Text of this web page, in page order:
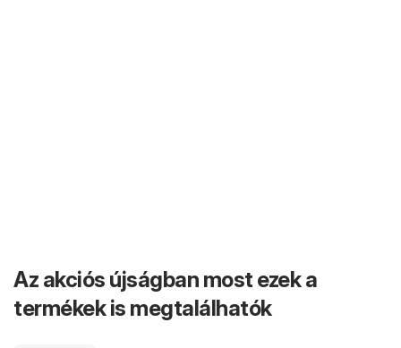
Az akciós újságban most ezek a
termékek is megtalálhatók